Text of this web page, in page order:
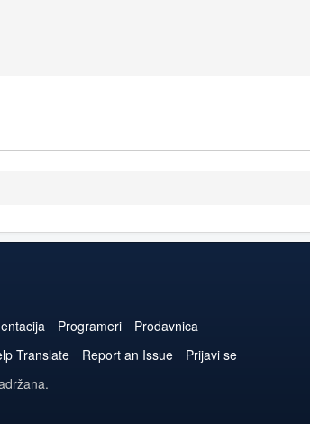
Programeri
Prodavnica
Translate Report an Issue
Prijavi se